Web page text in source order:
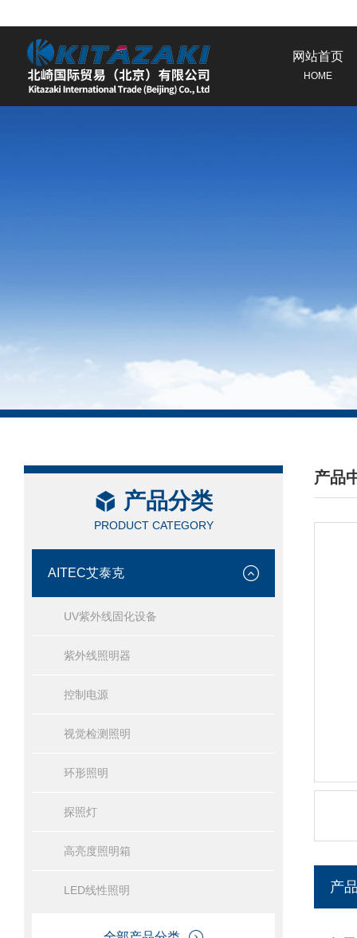
网站首页
HOME
产品分类
PRODUCT CATEGORY
AITEC艾泰克
UV紫外线固化设备
紫外线照明器
控制电源
视觉检测照明
环形照明
探照灯
高亮度照明箱
LED线性照明
产品
/
产